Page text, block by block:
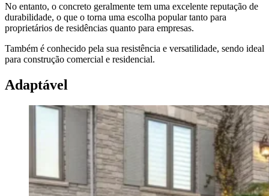
No entanto, o concreto geralmente tem uma excelente reputação de
durabilidade, o que o torna uma escolha popular tanto para
proprietários de residências quanto para empresas.
Também é conhecido pela sua resistência e versatilidade, sendo ideal
para construção comercial e residencial.
Adaptável